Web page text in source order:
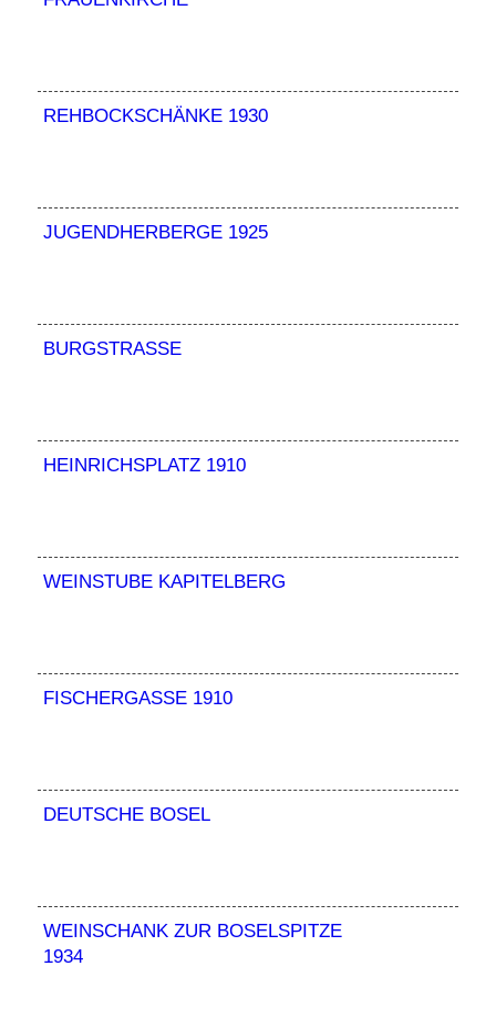
REHBOCKSCHÄNKE 1930
JUGENDHERBERGE 1925
BURGSTRASSE
HEINRICHSPLATZ 1910
WEINSTUBE KAPITELBERG
FISCHERGASSE 1910
DEUTSCHE BOSEL
WEINSCHANK ZUR BOSELSPITZE
1934